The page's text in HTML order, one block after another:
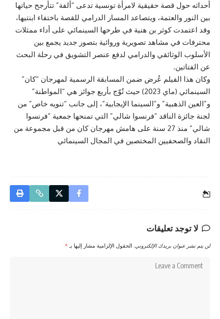
أحداثه حول قصة حقيقية لامرأة تونسية تدعى “ألفة” تتأرجح حياتها
بين النور والعتمة، ويتصاعد المسار الدرامي للقصة باختفاء ابنتيها،
وقد اعتمدت كوثر بن هنية في طرحها السينمائي على أداء ممثلات
محترفات في مشاهد تصويرية وروائية بتصور جديد يجمع بين
الأسلوب الوثائقي والدرامي لدفع عنصر التشويق في رحلة البحث
عن الفتاتين.
وكان هذا الفيلم عُرض ضمن المسابقة الرسمية لمهرجان “كان”
السينمائي (ماي 2023) حيث تُوّج بأربع جوائز هي “المواطنة”
و”العين الذهبية” و”السينما الإيجابية”، إلى جانب “تنويه خاص” من
لجنة جائزة الناقد “فرنسوا شالي” التي تمنحها جمعية “فرنسوا
شالي” منذ 27 سنة على هامش مهرجان كان من قبل مجموعة من
النقاد والصحفيين المختصين في المجال السينمائي
لا توجد تعليقات
لن يتم نشر عنوان بريدك الإلكتروني. الحقول الإلزامية مشار إليها بـ *